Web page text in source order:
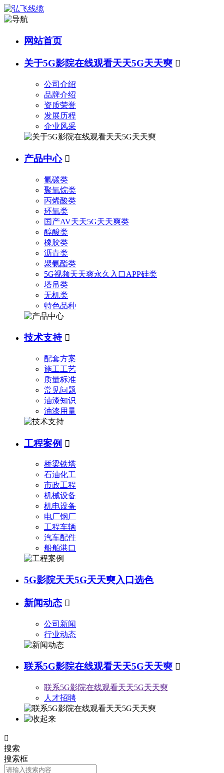
网站首页
关于5G影院在线观看天天5G天天奭 
公司介绍
品牌介绍
资质荣誉
发展历程
企业风采
产品中心 
氟碳类
聚氧烷类
丙烯酸类
环氧类
国产AV天天5G天天爽类
醇酸类
橡胶类
沥青类
聚氨酯类
5G视频天天爽永久入口APP硅类
塔吊类
无机类
特色品种
技术支持 
配套方案
施工工艺
质量标准
常见问题
油漆知识
油漆用量
工程案例 
桥梁铁塔
石油化工
市政工程
机械设备
机电设备
电厂钢厂
工程车辆
汽车配件
船舶港口
5G影院天天5G天天奭入口选色
新闻动态 
公司新闻
行业动态
联系5G影院在线观看天天5G天天奭 
联系5G影院在线观看天天5G天天奭
人才招聘

搜索
搜索框